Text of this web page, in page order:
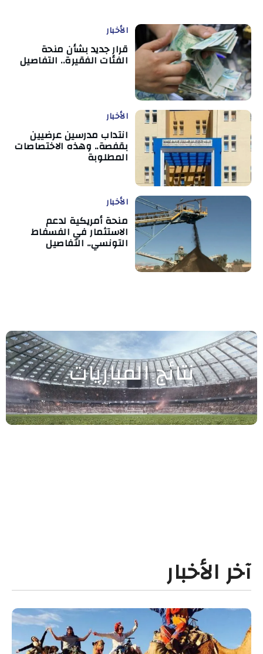
الأخبار
قرار جديد بشأن منحة
الفئات الفقيرة.. التفاصيل
الأخبار
انتداب مدرسين عرضيين
بقفصة.. وهذه الاختصاصات
المطلوبة
الأخبار
منحة أمريكية لدعم
الاستثمار في الفسفاط
التونسي.. التفاصيل
نتائج المباريات
آخر الأخبار